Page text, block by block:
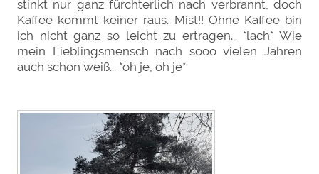
stinkt nur ganz fürchterlich nach verbrannt, doch
Kaffee kommt keiner raus. Mist!! Ohne Kaffee bin
ich nicht ganz so leicht zu ertragen... *lach* Wie
mein Lieblingsmensch nach sooo vielen Jahren
auch schon weiß... *oh je, oh je*